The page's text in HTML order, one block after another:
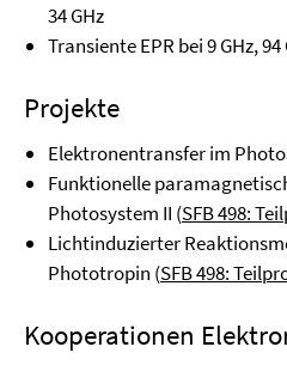
34 GHz
Transiente EPR bei 9 GHz, 94
Projekte
Elektronentransfer im
Funktionelle
Photosystem II (SFB 498:
Lichtinduzierter
Phototropin (SFB 498:
Kooperationen